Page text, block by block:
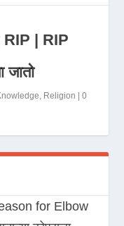
| RIP
जातो
, Religion |0